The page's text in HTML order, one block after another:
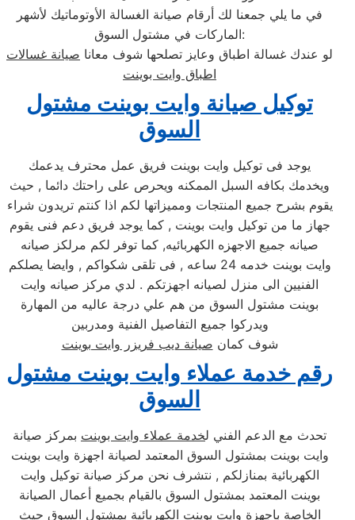
في ما يلي جمعنا لك أرقام صيانة الغسالة الأوتوماتيك لأشهر
الماركات في مشتول السوق:
لو عندك غسالة اطباق وعايز تصلحها شوف معانا صيانة غسالات
اطباق وايت بوينت
توكيل صيانة وايت بوينت مشتول
السوق
يوجد فى توكيل وايت بوينت فريق عمل محترف يدعمك
ويخدمك بكافه السبل الممكنه ويحرص على راحتك دائما , حيث
يقوم بشرح جميع المنتجات ومميزاتها لكم اذا كنتم تريدون شراء
جهاز ما من توكيل وايت بوينت , كما يوجد فريق دعم فنى يقوم
صيانه جميع الاجهزه الكهربائيه, كما توفر لكم مرلكز صيانه
وايت بوينت خدمه 24 ساعه , فى تلقى شكواكم , وايضا يصلكم
الفنيين الى منزل لصيانه اجهزتكم . لدي مركز صيانه وايت
بوينت مشتول السوق من هم علي درجة عاليه من المهارة
ويدركوا جميع التفاصيل الفنية ومدربين
شوف كمان صيانة ديب فريزر وايت بوينت
رقم خدمة عملاء وايت بوينت مشتول
السوق
تحدث مع الدعم الفني لخدمة عملاء وايت بوينت بمركز صيانة
وايت بوينت بمشتول السوق المعتمد لصيانة اجهزة وايت بوينت
الكهربائية بمنازلكم , نتشرف نحن مركز صيانة توكيل وايت
بوينت المعتمد بمشتول السوق بالقيام بجميع أعمال الصيانة
الخاصة باجهزة وايت بوينت الكهربائية بمشتول السوق حيث